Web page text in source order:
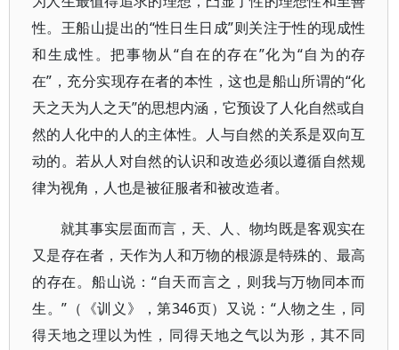
性。王船山提出的“性日生日成”则关注于性的现成性
和生成性。把事物从“自在的存在”化为“自为的存
在”，充分实现存在者的本性，这也是船山所谓的“化
天之天为人之天”的思想内涵，它预设了人化自然或自
然的人化中的人的主体性。人与自然的关系是双向互
动的。若从人对自然的认识和改造必须以遵循自然规
律为视角，人也是被征服者和被改造者。
就其事实层面而言，天、人、物均既是客观实在
又是存在者，天作为人和万物的根源是特殊的、最高
的存在。船山说：“自天而言之，则我与万物同本而
生。”（《训义》，第346页）又说：“人物之生，同
得天地之理以为性，同得天地之气以为形，其不同